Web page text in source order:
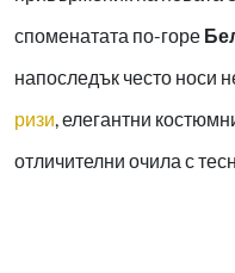
споменатата по-горе
напоследък често носи
ризи, елегантни
отличителни очила с